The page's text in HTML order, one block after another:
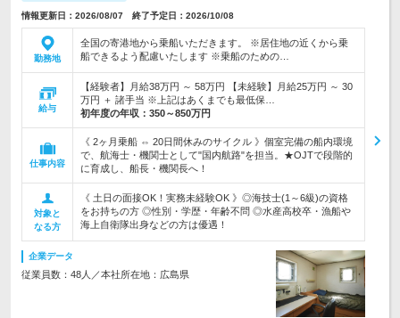
情報更新日：2026/08/07 終了予定日：2026/10/08
勤務地
全国の寄港地から乗船いただきます。 ※居住地の近くから乗
船できるよう配慮いたします ※乗船のための…
給与
【経験者】月給38万円 ～ 58万円 【未経験】月給25万円 ～ 30
万円 ＋ 諸手当 ※上記はあくまでも最低保…
初年度の年収： 350～850万円
仕事内容
《 2ヶ月乗船 ⇔ 20日間休みのサイクル 》個室完備の船内環境
で、航海士・機関士として"国内航路"を担当。★OJTで段階的
に育成し、船長・機関長へ！
対象と
なる方
《 土日の面接OK！実務未経験OK 》◎海技士(1～6級)の資格
をお持ちの方 ◎性別・学歴・年齢不問 ◎水産高校卒・漁船や
海上自衛隊出身などの方は優遇！
企業データ
従業員数：48人／本社所在地：広島県